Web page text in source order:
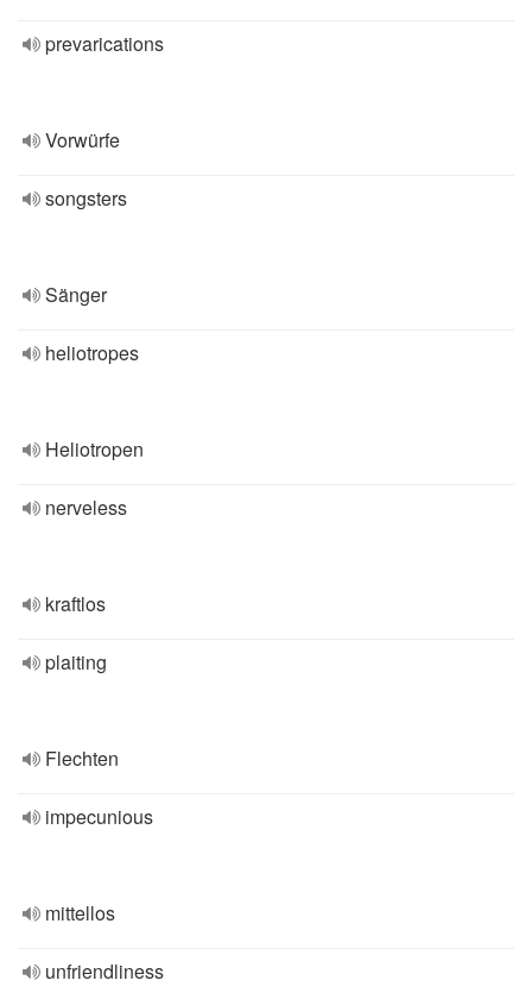
prevarications
Vorwürfe
songsters
Sänger
heliotropes
Heliotropen
nerveless
kraftlos
plaiting
Flechten
impecunious
mittellos
unfriendliness